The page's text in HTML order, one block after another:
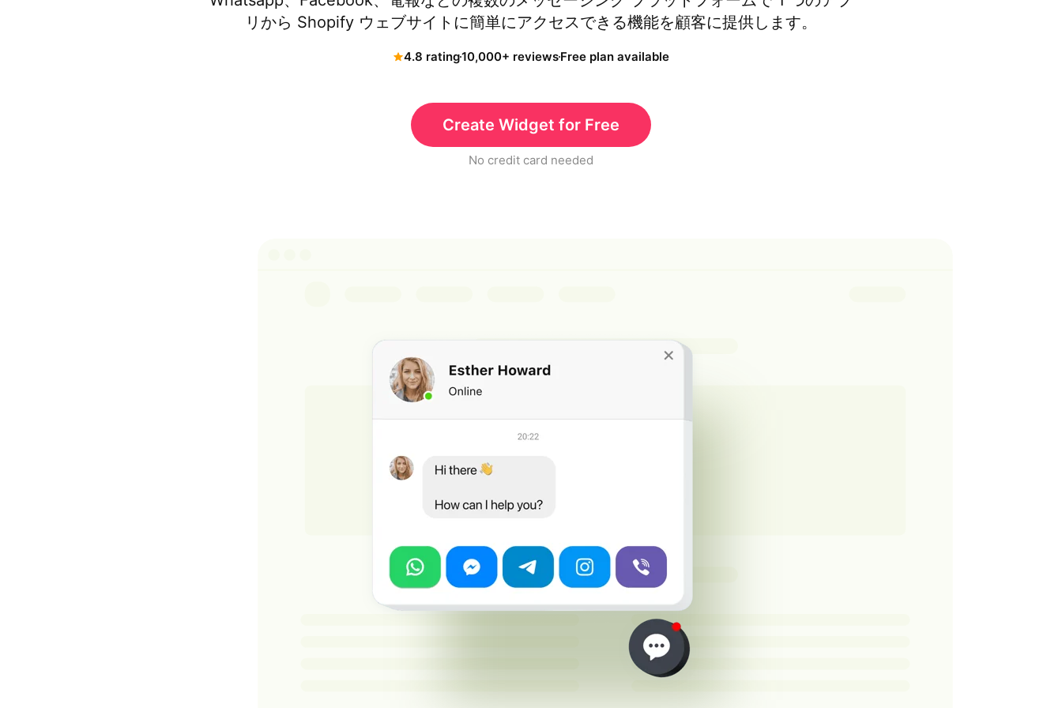
リから Shopify ウェブサイトに簡単にアクセスできる機能を顧客に提供します。
4.8 rating10,000+ reviewsFree plan available
Create Widget for Free
No credit card needed